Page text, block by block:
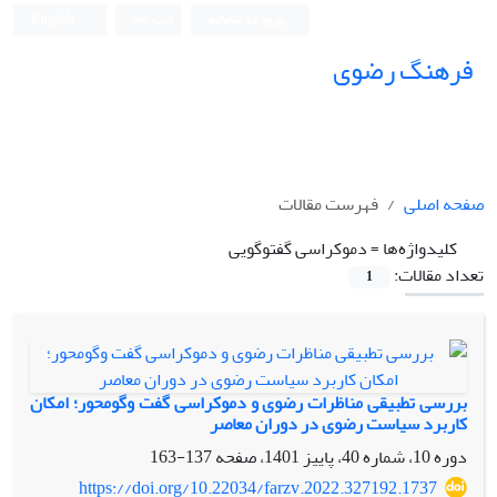
فرهنگ رضوی
صفحه اصلی
فهرست مقالات
کلیدواژه‌ها =دموکراسی گفتوگویی
تعداد مقالات:
1
بررسی تطبیقی مناظرات رضوی و دموکراسی گفت وگومحور؛ امکان
کاربرد سیاست رضوی در دوران معاصر
دوره 10، شماره 40، پاییز 1401، صفحه
137-163
https://doi.org/10.22034/farzv.2022.327192.1737